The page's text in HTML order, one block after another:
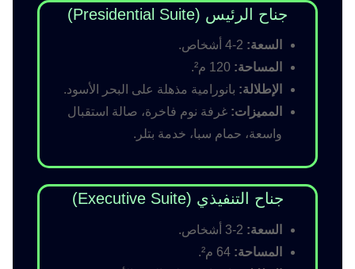
جناح الرئيس (Presidential Suite)
السعة:
المساحة:
الإطلالة: بانورامية مذهلة على البحر الأسود.
المميزات: غرفة نوم فاخرة، صالة استقبال
واسعة، حمام سبا، خدمة بتلر.
جناح التنفيذي (Executive Suite)
السعة:
المساحة: